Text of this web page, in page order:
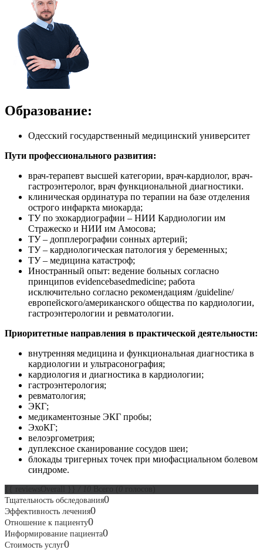
Образование:
Одесский государственный медицинский университет
Пути профессионального развития:
врач-терапевт высшей категории, врач-кардиолог, врач-
гастроэнтеролог, врач функциональной диагностики.
клиническая ординатура по терапии на базе отделения
острого инфаркта миокарда;
ТУ по эхокардиографии – НИИ Кардиологии им
Стражеско и НИИ им Амосова;
ТУ – допплерографии сонных артерий;
ТУ – кардиологическая патология у беременных;
ТУ – медицина катастроф;
Иностранный опыт: ведение больных согласно
принципов evidencebasedmedicine; работа
исключительно согласно рекомендациям /guideline/
европейского/американского общества по кардиологии,
гастроэнтерологии и ревматологии.
Приоритетные направления в практической деятельности:
внутренняя медицина и функциональная диагностика в
кардиологии и ультрасонография;
кардиология и диагностика в кардиологии;
гастроэнтерология;
ревматология;
ЭКГ;
медикаментозные ЭКГ пробы;
ЭхоКГ;
велоэргометрия;
дуплексное сканирование сосудов шеи;
блокады тригерных точек при миофасциальном болевом
синдроме.
Тщательность обследования0
Эффективность лечения0
Отношение к пациенту0
Информирование пациента0
Стоимость услуг0